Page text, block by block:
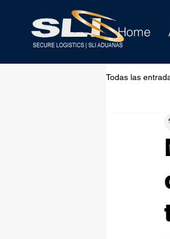
Home
Todas las